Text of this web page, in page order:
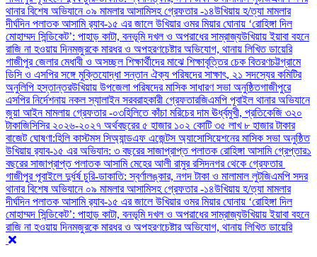
থানার বিশেষ অভিযানে ০৯ মামলার আসামিসহ গ্রেফতার -১৪উখিয়ায় হ/ত্যা মামলার
দীর্ঘদিন পলাতক আসামি র‌্যাব-১৫ এর জালে ‎‎উখিয়ার ওমর মিয়ার ঘোনায় ‘রোহিঙ্গা দিল
মোহাম্মদ সিন্ডিকেট’: পাহাড় কাটা, বনভূমি দখল ও অপরাধের সাম্রাজ্যউখিয়ায় ইয়াবা বহনে
রাজি না হওয়ায় দিনমজুরকে মারধর ও অপহরণচেষ্টার অভিযোগ, থানায় লিখিত ডায়েরি
গাজীপুর জেলার মেধাবী ও অসচ্ছল শিক্ষার্থীদের মাঝে শিক্ষাবৃত্তির চেক বিতরণচট্টগ্রামে
ডিসি ও এসপির সঙ্গে মুক্তিযোদ্ধা সন্তান ঐক্য পরিষদের সাক্ষাৎ, ২১ সদস্যের কমিটির
অনুলিপি হস্তান্তরউখিয়ায় উপজেলা পরিষদের মাসিক সাধারণ সভা অনুষ্ঠিতগাজীপুরে
এসপির নির্দেশনায় নকল স্যালাইন সরবরাহকারী গ্রেফতারজিএমপি পূবাইল থানার অভিযানে
জুয়া আইন মামলায় গ্রেফতার -০৩হিলিতে কাঁচা মরিচের দাম ঊর্ধ্বমুখী, প্রতিকেজি ৩২০
টাকাজিসিসির ২০২৬-২০২৭ অর্থবছরের ৫ হাজার ১০২ কোটি ৩৫ লাখ ৮ হাজার টাকার
বাজেট ঘোষণা:হিলি কাস্টমস সিঅ্যান্ডএফ এজেন্টস অ্যাসোসিয়েশনের মাসিক সভা অনুষ্ঠিত
উখিয়ায় র‍্যাব-১৫ এর অভিযান: ৩ বছরের সাজাপ্রাপ্ত পলাতক রোহিঙ্গা আসামি গ্রেপ্তার১
বছরের সাজাপ্রাপ্ত পলাতক আসামি মেহের আলী রামুর রসিদনগর থেকে গ্রেফতার ‎
গাজীপুর পূবাইলে দুর্ধর্ষ চুরি-ডাকাতি: স্বর্ণালঙ্কার, নগদ টাকা ও মালামাল লুটজিএমপি সদর
থানার বিশেষ অভিযানে ০৯ মামলার আসামিসহ গ্রেফতার -১৪উখিয়ায় হ/ত্যা মামলার
দীর্ঘদিন পলাতক আসামি র‌্যাব-১৫ এর জালে ‎‎উখিয়ার ওমর মিয়ার ঘোনায় ‘রোহিঙ্গা দিল
মোহাম্মদ সিন্ডিকেট’: পাহাড় কাটা, বনভূমি দখল ও অপরাধের সাম্রাজ্যউখিয়ায় ইয়াবা বহনে
রাজি না হওয়ায় দিনমজুরকে মারধর ও অপহরণচেষ্টার অভিযোগ, থানায় লিখিত ডায়েরি